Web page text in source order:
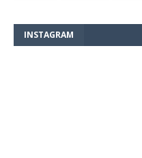
INSTAGRAM